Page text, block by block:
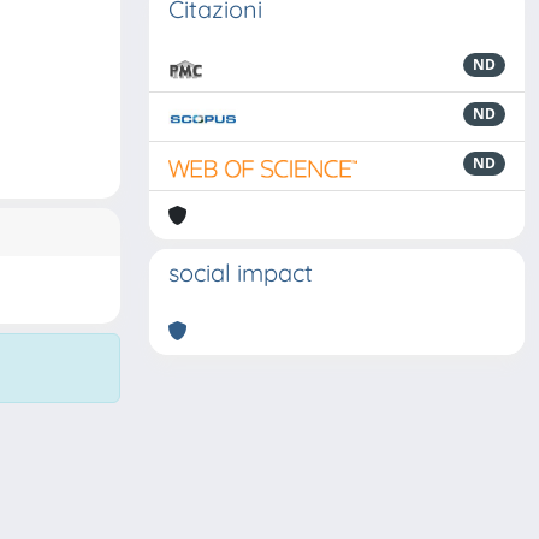
Citazioni
ND
ND
ND
social impact